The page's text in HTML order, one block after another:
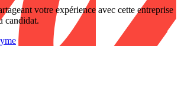
votre expérience avec cette entreprise
candidat.